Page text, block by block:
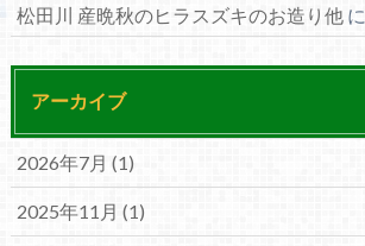
松田川 産晩秋のヒラスズキのお造り他に
アーカイブ
2026年7月 (1)
2025年11月 (1)